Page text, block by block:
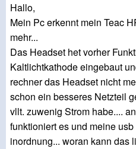
Hallo,
Mein Pc erkennt mein Teac
mehr...
Das Headset het vorher
Kaltlichtkathode eingebaut
rechner das Headset nicht
schon ein besseres Netzteil
vllt. zuwenig Strom habe....
funktioniert es und meine
inordnung... woran kann das